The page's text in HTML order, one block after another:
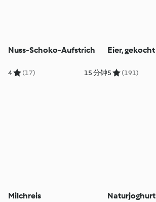
Nuss-Schoko-Aufstrich
4 (17) 15 分钟
Eier, gekocht
5 (191)
Milchreis Naturjoghurt